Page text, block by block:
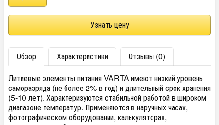
Узнать цену
Обзор Характеристики
Отзывы (0)
Литиевые элементы питания VARTA имеют низкий уровень
саморазряда (не более 2% в год) и длительный срок хранения
(5-10 лет). Характеризуются стабильной работой в широком
диапазоне температур. Применяются в наручных часах,
фотографическом оборудовании, калькуляторах,